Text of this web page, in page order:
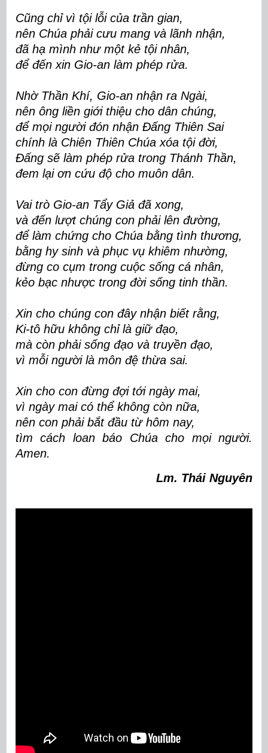
Cũng chỉ vì tội lỗi của trần gian,
nên Chúa phải cưu mang và lãnh nhận,
đã hạ mình như một kẻ tội nhân,
để đến xin Gio-an làm phép rửa.
Nhờ Thần Khí, Gio-an nhận ra Ngài,
nên ông liền giới thiệu cho dân chúng,
để mọi người đón nhận Đấng Thiên Sai
chính là Chiên Thiên Chúa xóa tội đời,
Đấng sẽ làm phép rửa trong Thánh Thần,
đem lại ơn cứu độ cho muôn dân.
Vai trò Gio-an Tẩy Giả đã xong,
và đến lượt chúng con phải lên đường,
để làm chứng cho Chúa bằng tình thương,
bằng hy sinh và phục vụ khiêm nhường,
đừng co cụm trong cuộc sống cá nhân,
kẻo bạc nhược trong đời sống tinh thần.
Xin cho chúng con đây nhận biết rằng,
Ki-tô hữu không chỉ là giữ đạo,
mà còn phải sống đạo và truyền đạo,
vì mỗi người là môn đệ thừa sai.
Xin cho con đừng đợi tới ngày mai,
vì ngày mai có thể không còn nữa,
nên con phải bắt đầu từ hôm nay,
tìm cách loan báo Chúa cho mọi người.
Amen.
Lm. Thái Nguyên